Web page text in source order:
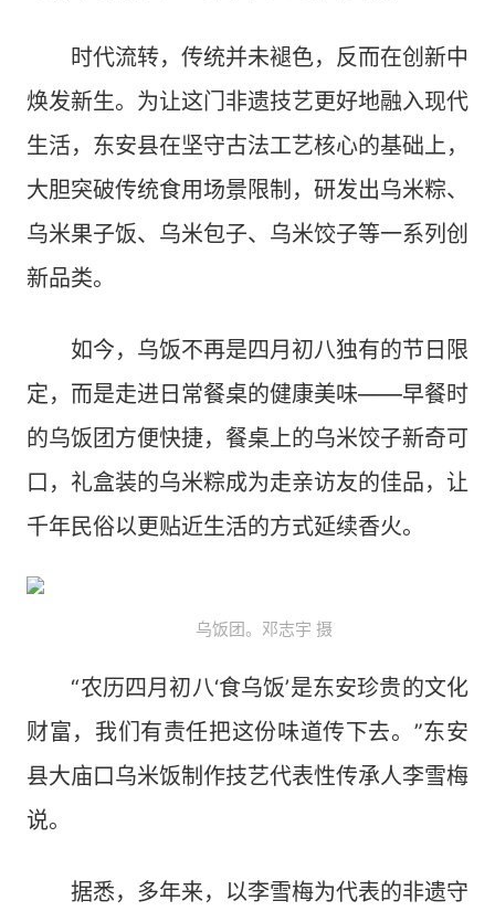
时代流转，传统并未褪色，反而在创新中
焕发新生。为让这门非遗技艺更好地融入现代
生活，东安县在坚守古法工艺核心的基础上，
大胆突破传统食用场景限制，研发出乌米粽、
乌米果子饭、乌米包子、乌米饺子等一系列创
新品类。
如今，乌饭不再是四月初八独有的节日限
定，而是走进日常餐桌的健康美味——早餐时
的乌饭团方便快捷，餐桌上的乌米饺子新奇可
口，礼盒装的乌米粽成为走亲访友的佳品，让
千年民俗以更贴近生活的方式延续香火。
乌饭团。邓志宇 摄
“农历四月初八‘食乌饭’是东安珍贵的文化
财富，我们有责任把这份味道传下去。”东安
县大庙口乌米饭制作技艺代表性传承人李雪梅
说。
据悉，多年来，以李雪梅为代表的非遗守